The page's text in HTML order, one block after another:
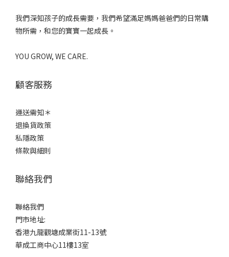
我們深知孩子的成長需要，我們希望滿足媽媽爸爸們的日常購
物所需，和您的寶寶一起成長。
YOU GROW, WE CARE.
顧客服務
運送需知＊
退換貨政策
私隱政策
條款與細則
聯絡我們
聯絡我們
門市地址:
香港九龍觀塘成業街11-13號
華成工商中心11樓13室